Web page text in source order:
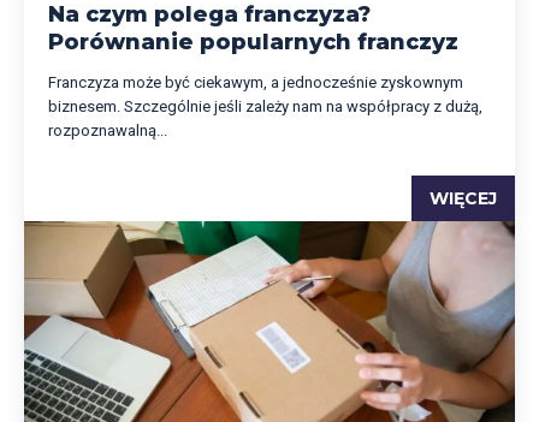
Na czym polega franczyza?
Porównanie popularnych franczyz
Franczyza może być ciekawym, a jednocześnie zyskownym
biznesem. Szczególnie jeśli zależy nam na współpracy z dużą,
rozpoznawalną...
WIĘCEJ